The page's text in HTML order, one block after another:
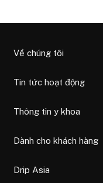
Về chúng tôi
Tin tức hoạt động
Thông tin y khoa
Dành cho khách hàng
Drip Asia